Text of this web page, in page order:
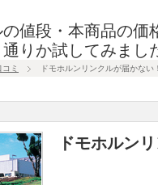
の値段・本商品の価
りか試してみまし
ミ ドモホルンリンクルが届かない
ドモホルン